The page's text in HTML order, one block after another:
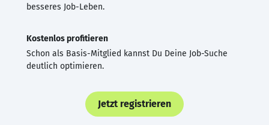
besseres Job-Leben.
Kostenlos profitieren
Schon als Basis-Mitglied kannst Du Deine Job-Suche
deutlich optimieren.
Jetzt registrieren